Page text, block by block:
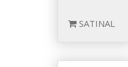
SATINAL